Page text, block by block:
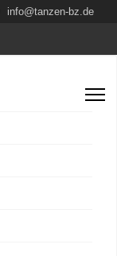
info@tanzen-bz.de